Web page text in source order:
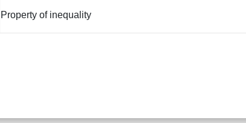
Property of inequality